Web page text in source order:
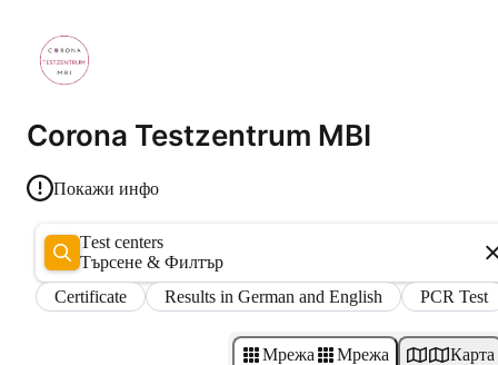
Corona Testzentrum MBI
Покажи инфо
Test centers
Търсене & Филтър
Certificate
Results in German and English PCR Test
Мрежа Мрежа Карта